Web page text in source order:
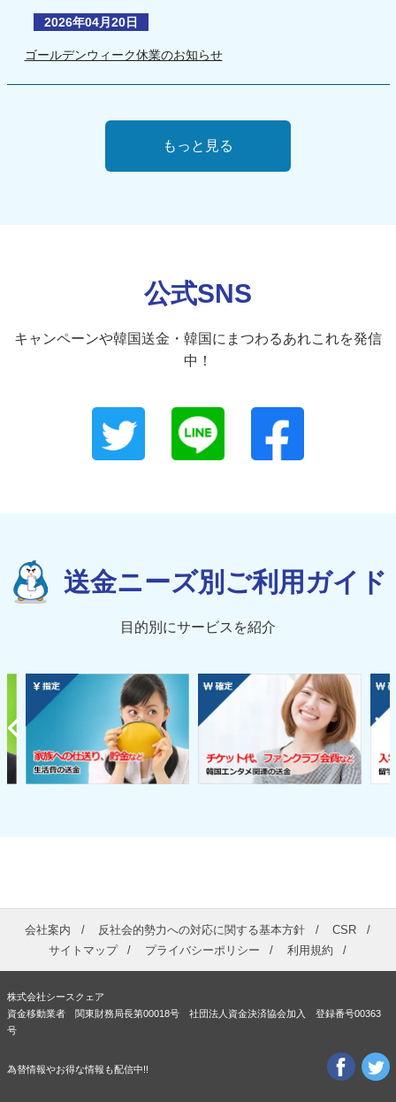
2026年04月20日
ゴールデンウィーク休業のお知らせ
もっと見る
公式SNS
キャンペーンや韓国送金・韓国にまつわるあれこれを発信
中！
送金ニーズ別ご利用ガイド
目的別にサービスを紹介
会社案内 反社会的勢力への対応に関する基本方針
CSR
サイトマップ
プライバシーポリシー 利用規約
株式会社シースクェア
資金移動業者 関東財務局長第00018号 社団法人資金決済協会加入 登録番号00363
号
為替情報やお得な情報も配信中!!